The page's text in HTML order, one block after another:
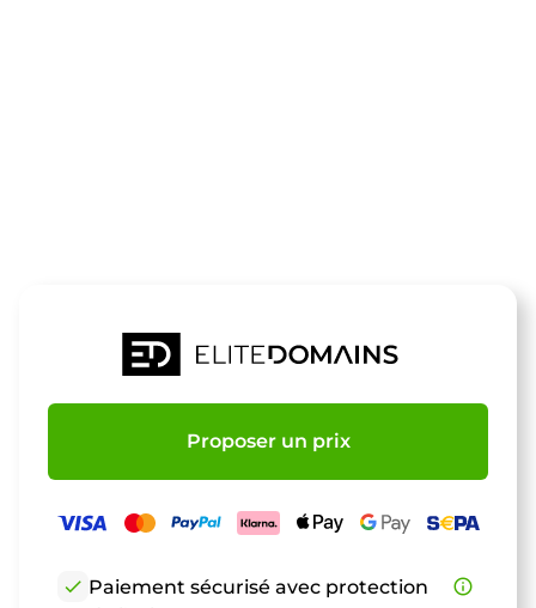
Proposer un prix
check Paiement sécurisé avec protection
info_outline